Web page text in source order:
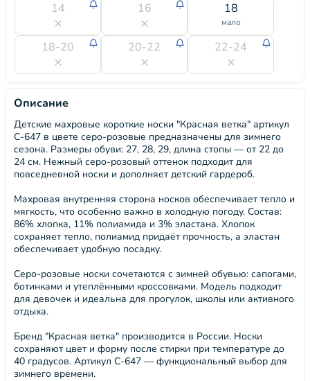
14 16 18
мало
18-20 20-22 22-24
Описание
Детские махровые короткие носки "Красная ветка" артикул
С-647 в цвете серо-розовые предназначены для зимнего
сезона. Размеры обуви: 27, 28, 29, длина стопы — от 22 до
24 см. Нежный серо-розовый оттенок подходит для
повседневной носки и дополняет детский гардероб.
Махровая внутренняя сторона носков обеспечивает тепло и
мягкость, что особенно важно в холодную погоду. Состав:
86% хлопка, 11% полиамида и 3% эластана. Хлопок
сохраняет тепло, полиамид придаёт прочность, а эластан
обеспечивает удобную посадку.
Серо-розовые носки сочетаются с зимней обувью: сапогами,
ботинками и утеплёнными кроссовками. Модель подходит
для девочек и идеальна для прогулок, школы или активного
отдыха.
Бренд "Красная ветка" производится в России. Носки
сохраняют цвет и форму после стирки при температуре до
40 градусов. Артикул С-647 — функциональный выбор для
зимнего времени.